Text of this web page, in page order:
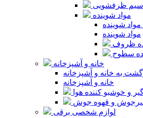
سیم ظرفشویی
مواد شوینده
شوینده
مواد شوینده
ظروف
سطوح
خانه و آشپزخانه
به خانه و آشپزخانه
خانه و آشپزخانه
و خوشبو کننده هوا
و قهوه جوش
لوازم شخصی برقی